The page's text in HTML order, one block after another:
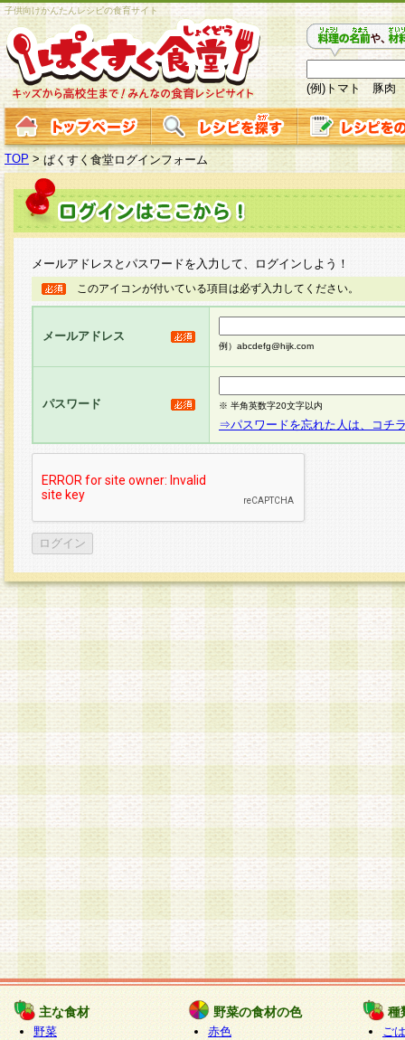
子供向けかんたんレシピの食育サイト
(例)トマト 豚肉
TOP > ぱくすく食堂ログインフォーム
メールアドレスとパスワードを入力して、ログインしよう！
このアイコンが付いている項目は必ず入力してください。
メールアドレス
例）abcdefg@hijk.com
パスワード ※ 半角英数字20文字以内
⇒パスワードを忘れた人は、コチ
主な食材
野菜
野菜の食材の色
赤色
種
ご